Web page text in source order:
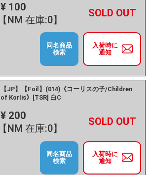
¥ 100
【NM 在庫:0】
－ +
入荷時に
通知
同名商品
検索
【JP】【Foil】(014)《コーリスの子/Children
of Korlis》[TSR] 白C
¥ 200
【NM 在庫:0】
－ +
入荷時に
通知
同名商品
検索